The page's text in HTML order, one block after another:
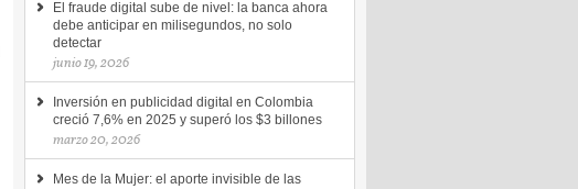
El fraude digital sube de nivel: la banca ahora
debe anticipar en milisegundos, no solo
detectar
junio 19, 2026
Inversión en publicidad digital en Colombia
creció 7,6% en 2025 y superó los $3 billones
marzo 20, 2026
Mes de la Mujer: el aporte invisible de las